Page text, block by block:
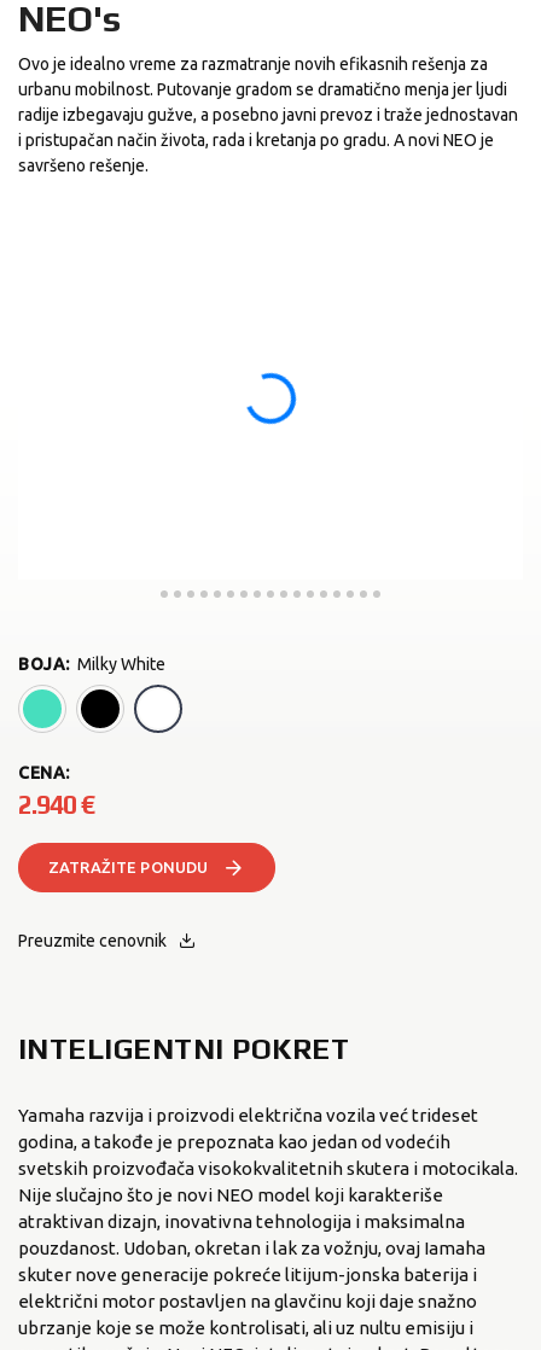
NEO's
Ovo je idealno vreme za razmatranje novih efikasnih rešenja za
urbanu mobilnost. Putovanje gradom se dramatično menja jer ljudi
radije izbegavaju gužve, a posebno javni prevoz i traže jednostavan
i pristupačan način života, rada i kretanja po gradu. A novi NEO je
savršeno rešenje.
BOJA: Milky White
Aqua
ZATRAŽITE PONUDU
Preuzmite cenovnik
CENA:
2.940€
INTELIGENTNI POKRET
Yamaha razvija i proizvodi električna vozila već trideset
godina, a takođe je prepoznata kao jedan od vodećih
svetskih proizvođača visokokvalitetnih skutera i motocikala.
Nije slučajno što je novi NEO model koji karakteriše
atraktivan dizajn, inovativna tehnologija i maksimalna
pouzdanost. Udoban, okretan i lak za vožnju, ovaj Iamaha
skuter nove generacije pokreće litijum-jonska baterija i
električni motor postavljen na glavčinu koji daje snažno
ubrzanje koje se može kontrolisati, ali uz nultu emisiju i